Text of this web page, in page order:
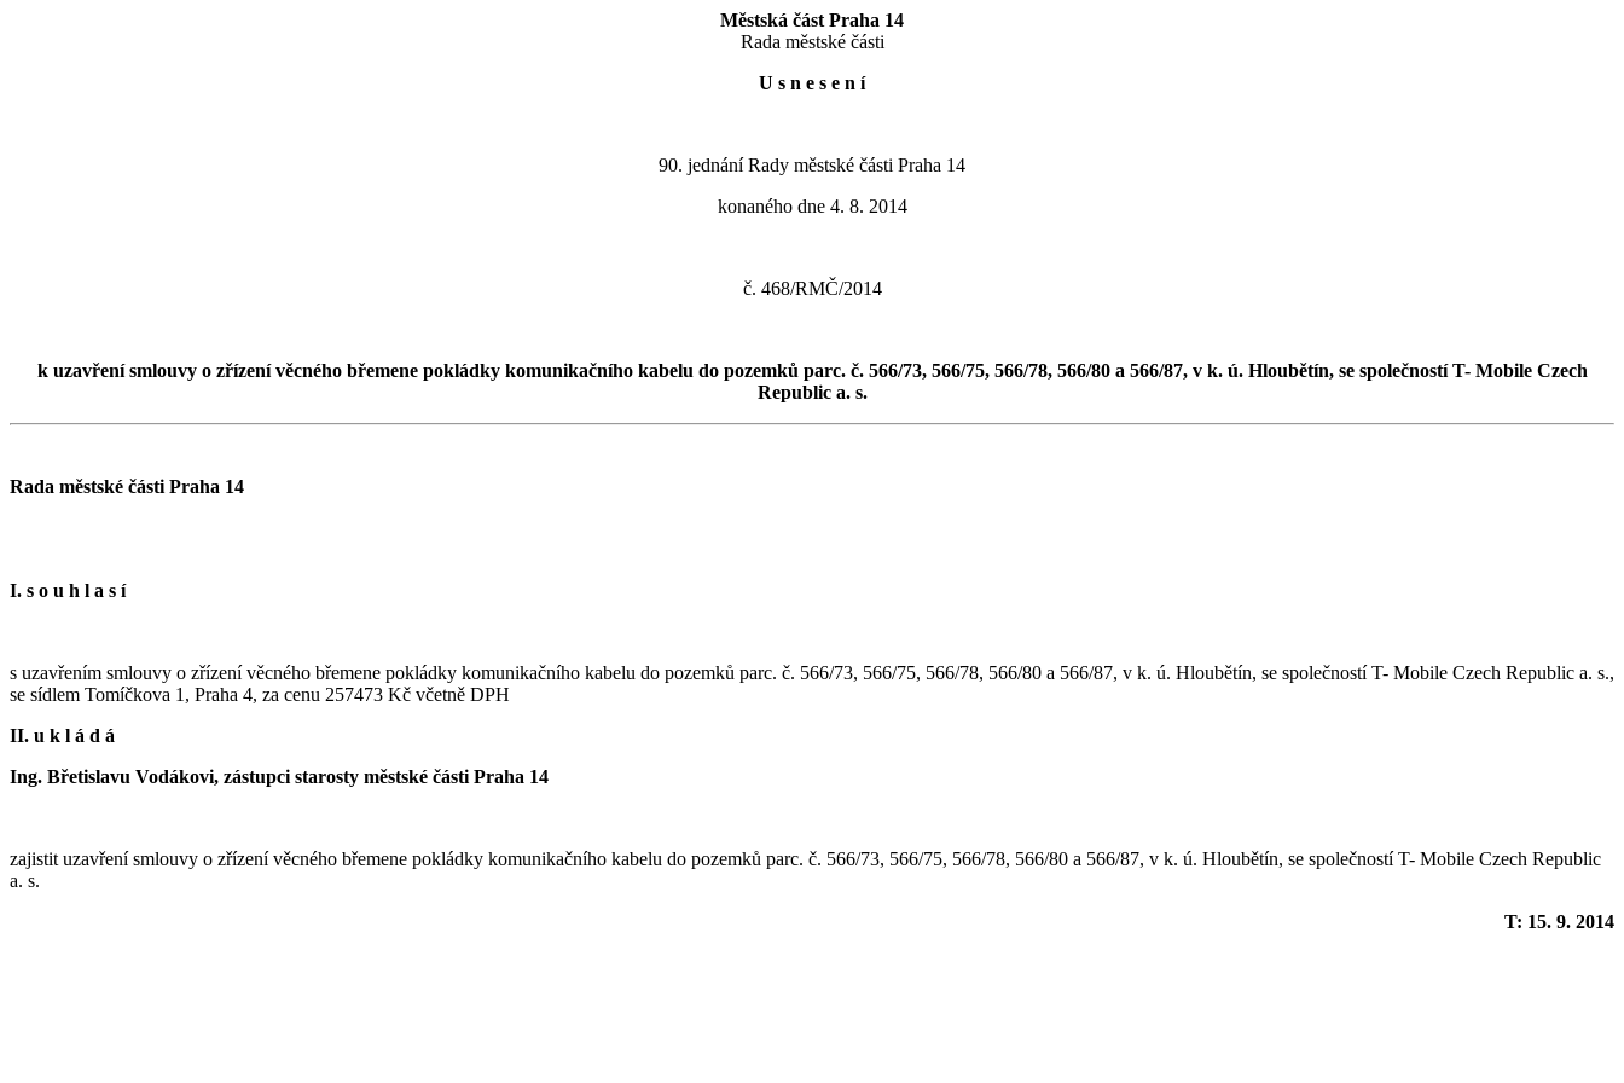
Městská část Praha 14
Rada městské části
U s n e s e n í
90. jednání Rady městské části Praha 14
konaného dne 4. 8. 2014
č. 468/RMČ/2014
k uzavření smlouvy o zřízení věcného břemene pokládky komunikačního kabelu do pozemků parc. č. 566/73, 566/75, 566/78, 566/80 a 566/87, v k. ú. Hloubětín, se společností T- Mobile Czech
Republic a. s.
Rada městské části Praha 14
I. s o u h l a s í
s uzavřením smlouvy o zřízení věcného břemene pokládky komunikačního kabelu do pozemků parc. č. 566/73, 566/75, 566/78, 566/80 a 566/87, v k. ú. Hloubětín, se společností T- Mobile Czech Republic a. s.,
se sídlem Tomíčkova 1, Praha 4, za cenu 257473 Kč včetně DPH
II. u k l á d á
Ing. Břetislavu Vodákovi, zástupci starosty městské části Praha 14
zajistit uzavření smlouvy o zřízení věcného břemene pokládky komunikačního kabelu do pozemků parc. č. 566/73, 566/75, 566/78, 566/80 a 566/87, v k. ú. Hloubětín, se společností T- Mobile Czech Republic
a. s.
T: 15. 9. 2014